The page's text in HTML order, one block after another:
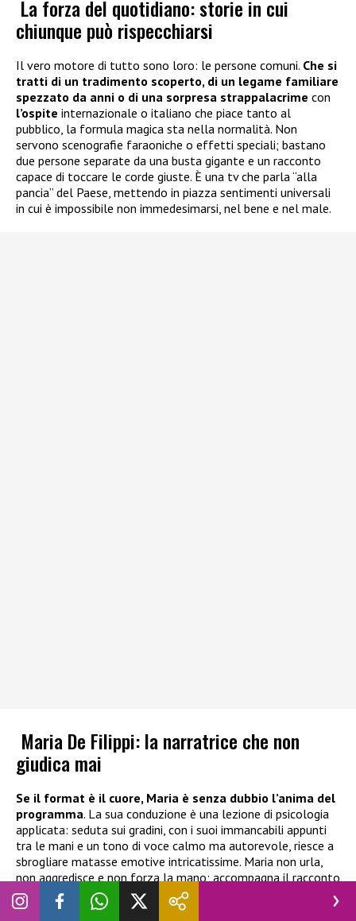
La forza del quotidiano: storie in cui
chiunque può rispecchiarsi
Il vero motore di tutto sono loro: le persone comuni. Che si
tratti di un tradimento scoperto, di un legame familiare
spezzato da anni o di una sorpresa strappalacrime con
l’ospite internazionale o italiano che piace tanto al
pubblico, la formula magica sta nella normalità. Non
servono scenografie faraoniche o effetti speciali; bastano
due persone separate da una busta gigante e un racconto
capace di toccare le corde giuste. È una tv che parla “alla
pancia” del Paese, mettendo in piazza sentimenti universali
in cui è impossibile non immedesimarsi, nel bene e nel male.
Maria De Filippi: la narratrice che non
giudica mai
Se il format è il cuore, Maria è senza dubbio l’anima del
programma. La sua conduzione è una lezione di psicologia
applicata: seduta sui gradini, con i suoi immancabili appunti
tra le mani e un tono di voce calmo ma autorevole, riesce a
sbrogliare matasse emotive intricatissime. Maria non urla,
non aggredisce e non forza la mano; accompagna il racconto
con una pazienza quasi materna, cercando la mediazione
anche dove sembra regnare solo l’odio. È questa sua capacità